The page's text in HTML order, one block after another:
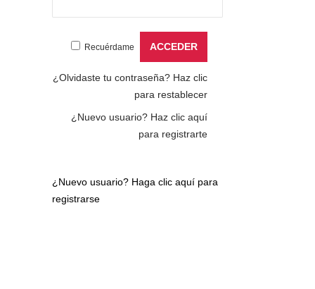
Recuérdame
¿Olvidaste tu contraseña? Haz clic
para restablecer
¿Nuevo usuario? Haz clic aquí
para registrarte
¿Nuevo usuario? Haga clic aquí para
registrarse